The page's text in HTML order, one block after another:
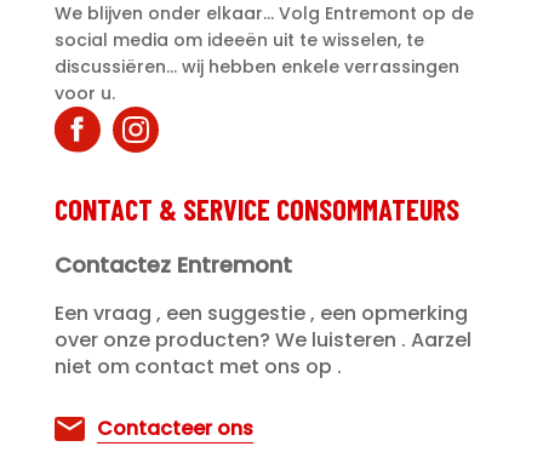
We blijven onder elkaar... Volg Entremont op de
social media om ideeën uit te wisselen, te
discussiëren... wij hebben enkele verrassingen
voor u.
CONTACT & SERVICE CONSOMMATEURS
Contactez Entremont
Een vraag , een suggestie , een opmerking
over onze producten? We luisteren . Aarzel
niet om contact met ons op .
Contacteer ons